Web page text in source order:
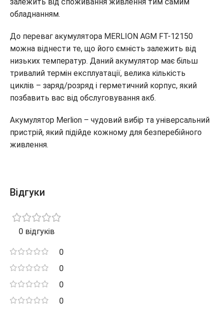
обладнанням.
До переваг акумулятора MERLION AGM FT-12150
можна віднести те, що його ємність залежить від
низьких температур. Даний акумулятор має більш
тривалий термін експлуатації, велика кількість
циклів – заряд/розряд і герметичний корпус, який
позбавить вас від обслуговування акб.
Акумулятор Merlion – чудовий вибір та універсальний
пристрій, який підійде кожному для безперебійного
живлення.
Відгуки
0 відгуків
0
0
0
0